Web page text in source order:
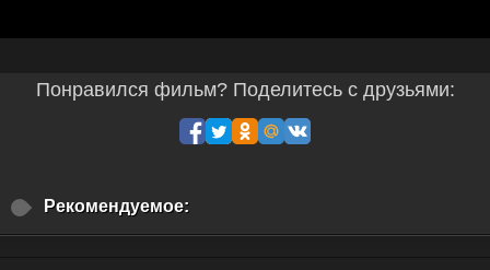
Понравился фильм? Поделитесь с друзьями:
Рекомендуемое: